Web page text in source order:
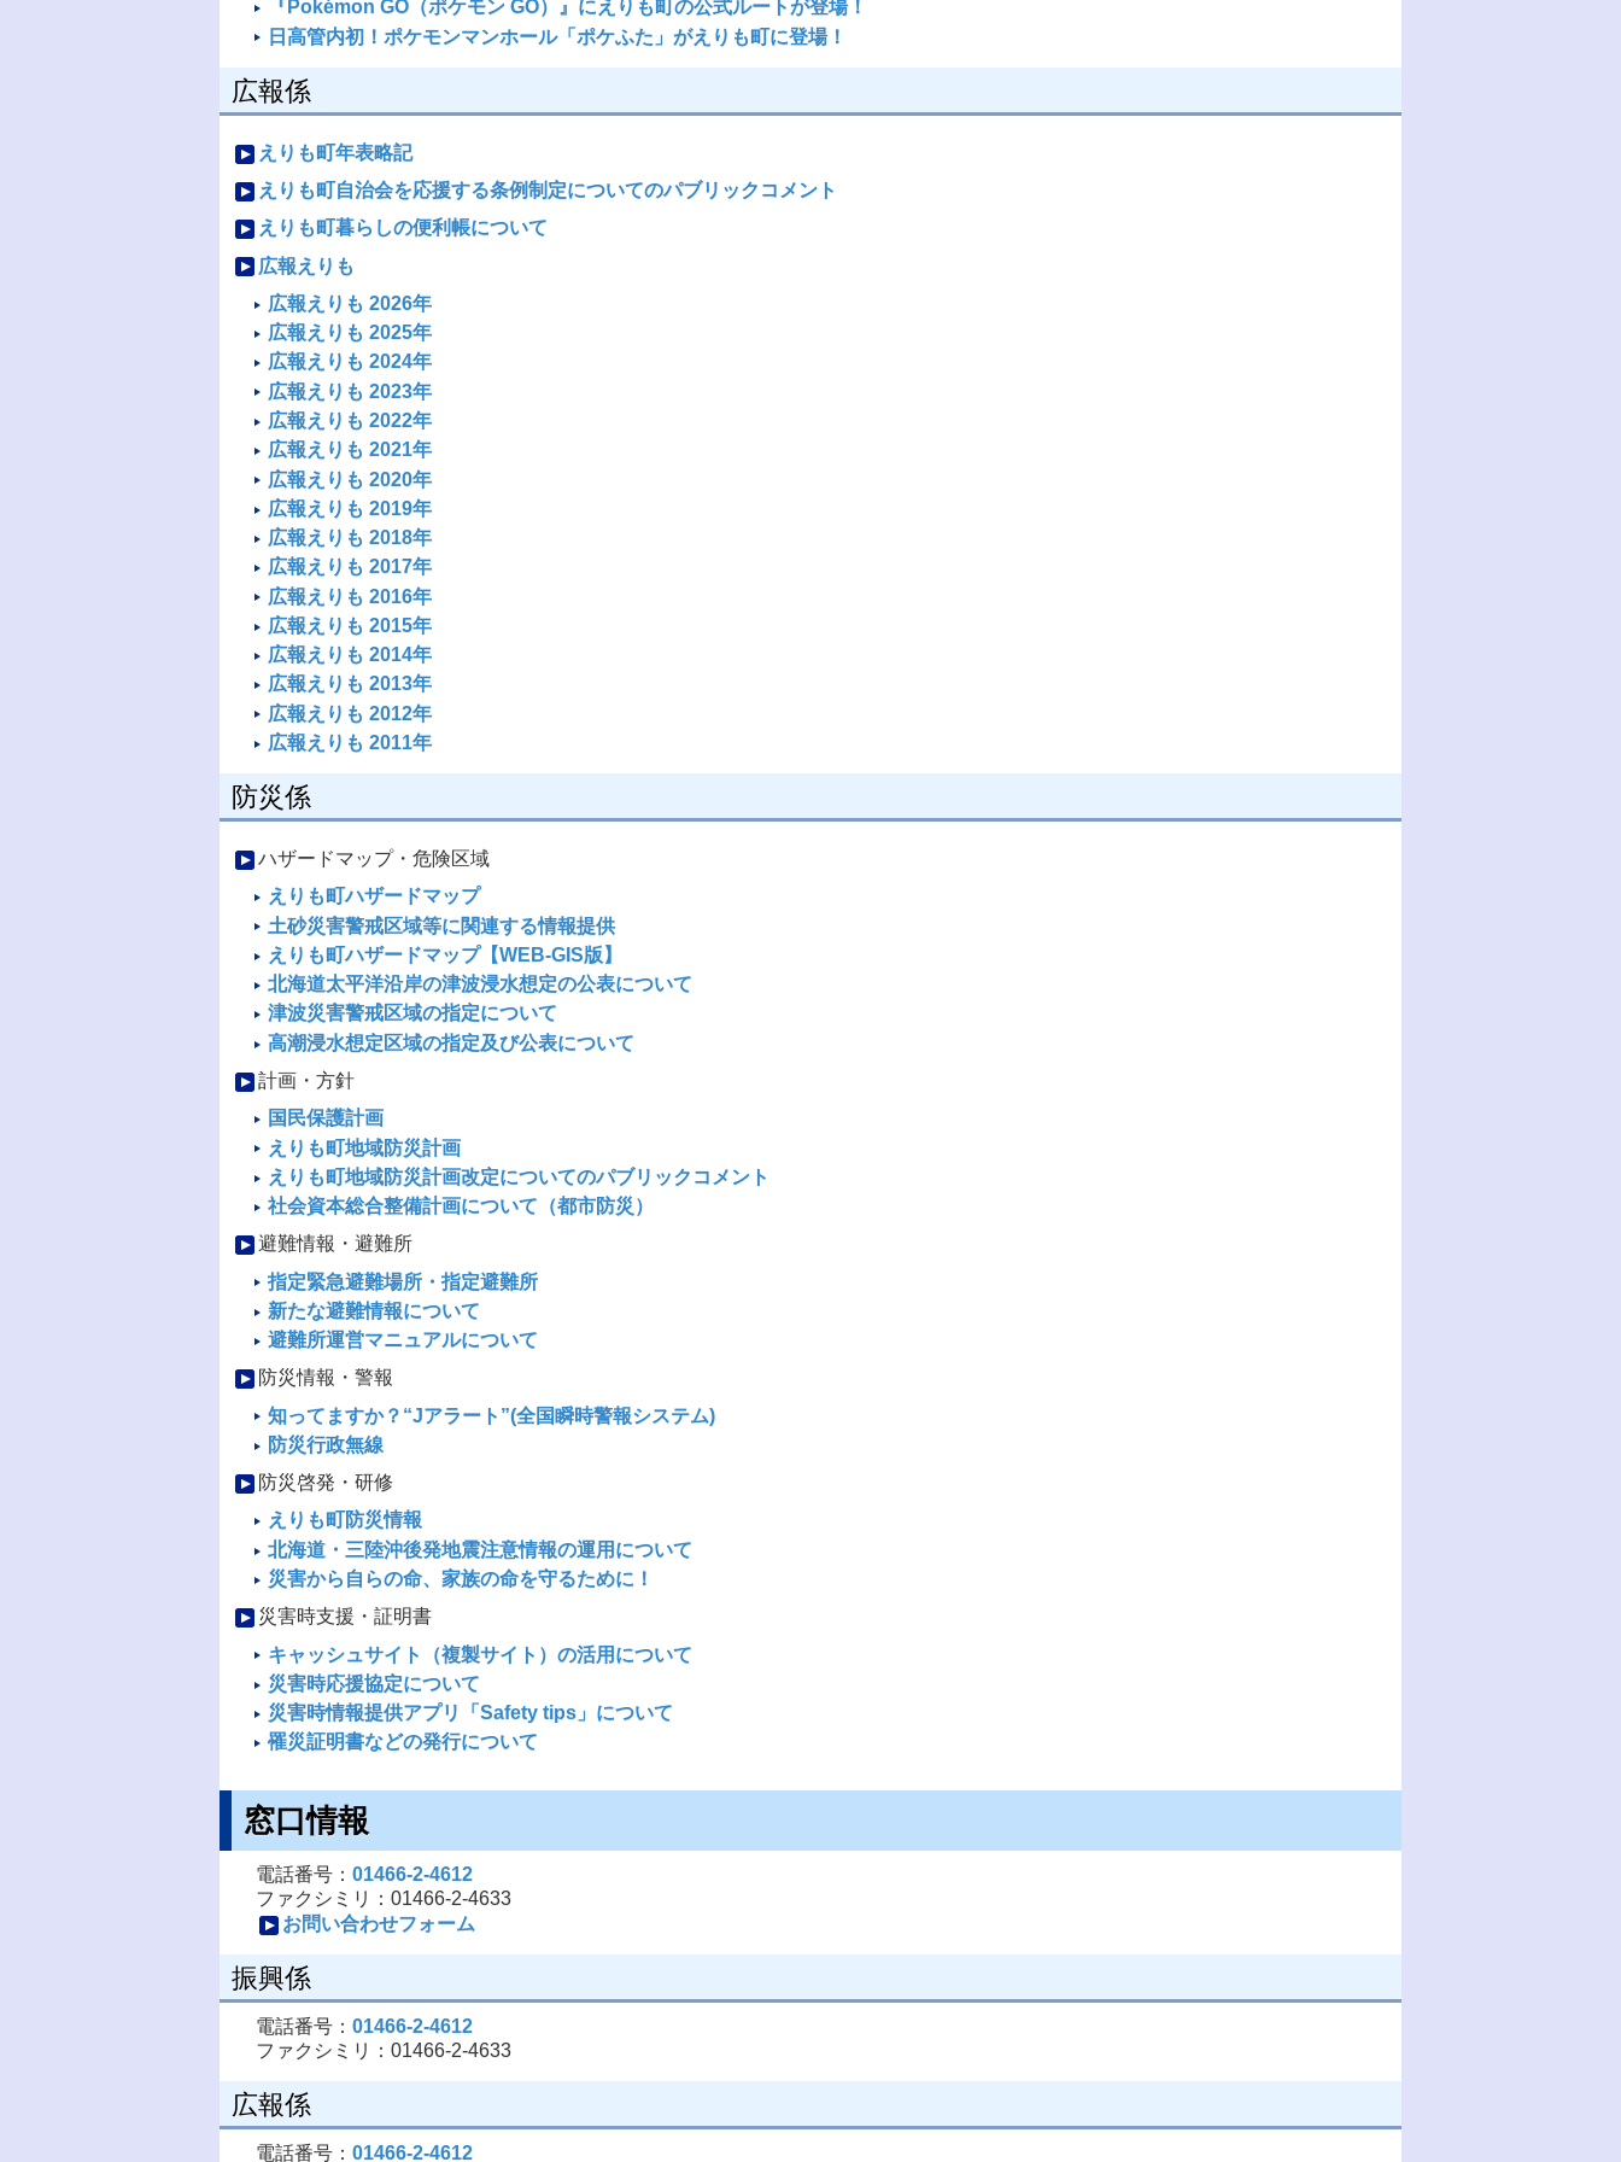
『Pokémon GO（ポケモン GO）』にえりも町の公式ルートが登場！
日高管内初！ポケモンマンホール「ポケふた」がえりも町に登場！
広報係
えりも町年表略記
えりも町自治会を応援する条例制定についてのパブリックコメント
えりも町暮らしの便利帳について
広報えりも
広報えりも 2026年
広報えりも 2025年
広報えりも 2024年
広報えりも 2023年
広報えりも 2022年
広報えりも 2021年
広報えりも 2020年
広報えりも 2019年
広報えりも 2018年
広報えりも 2017年
広報えりも 2016年
広報えりも 2015年
広報えりも 2014年
広報えりも 2013年
広報えりも 2012年
広報えりも 2011年
防災係
ハザードマップ・危険区域
えりも町ハザードマップ
土砂災害警戒区域等に関連する情報提供
えりも町ハザードマップ【WEB-GIS版】
北海道太平洋沿岸の津波浸水想定の公表について
津波災害警戒区域の指定について
高潮浸水想定区域の指定及び公表について
計画・方針
国民保護計画
えりも町地域防災計画
えりも町地域防災計画改定についてのパブリックコメント
社会資本総合整備計画について（都市防災）
避難情報・避難所
指定緊急避難場所・指定避難所
新たな避難情報について
避難所運営マニュアルについて
防災情報・警報
知ってますか？“Jアラート”(全国瞬時警報システム)
防災行政無線
防災啓発・研修
えりも町防災情報
北海道・三陸沖後発地震注意情報の運用について
災害から自らの命、家族の命を守るために！
災害時支援・証明書
キャッシュサイト（複製サイト）の活用について
災害時応援協定について
災害時情報提供アプリ「Safety tips」について
罹災証明書などの発行について
窓口情報
電話番号： 01466-2-4612
ファクシミリ：01466-2-4633
お問い合わせフォーム
振興係
電話番号： 01466-2-4612
ファクシミリ：01466-2-4633
広報係
電話番号： 01466-2-4612